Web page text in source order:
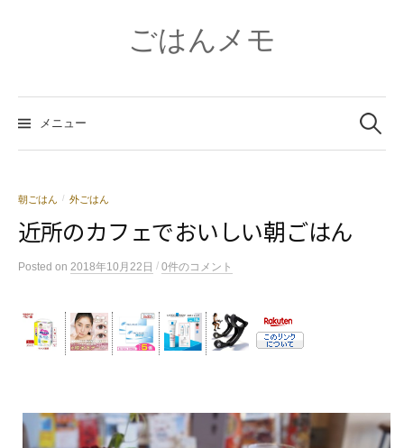
ス
キ
プ
ごはんメモ
メニュー
索:
朝ごはん / 外ごはん
近所のカフェでおいしい朝ごはん
Posted on 2018年10月22日 / 0件のコメント